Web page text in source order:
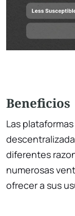
Beneficios
Las
diferentes
numerosas
ofrecer a sus